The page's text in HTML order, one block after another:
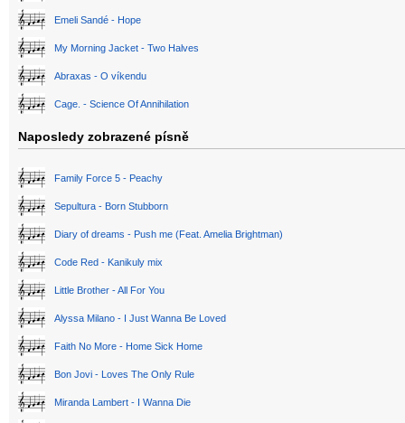
Emeli Sandé - Hope
My Morning Jacket - Two Halves
Abraxas - O víkendu
Cage. - Science Of Annihilation
Naposledy zobrazené písně
Family Force 5 - Peachy
Sepultura - Born Stubborn
Diary of dreams - Push me (Feat. Amelia Brightman)
Code Red - Kanikuly mix
Little Brother - All For You
Alyssa Milano - I Just Wanna Be Loved
Faith No More - Home Sick Home
Bon Jovi - Loves The Only Rule
Miranda Lambert - I Wanna Die